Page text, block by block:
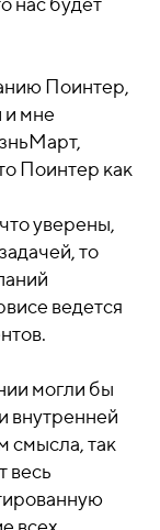
Поинтер,
и мне
Поинтер как
уверены,
то
ведется
могли бы
внутренней
смысла, так
весь